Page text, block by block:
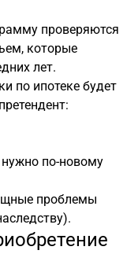
проверяются
которые
лет.
по ипотеке будет
нужно по-новому
проблемы